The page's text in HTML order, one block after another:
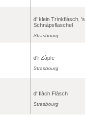
d' klein Trìnkflàsch, 's
Schnàpsflaschel
Strasbourg
d'r Zàpfe
Strasbourg
d' flàch Flàsch
Strasbourg